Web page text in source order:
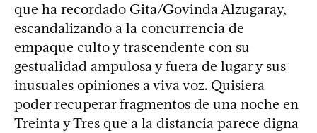
que ha recordado Gita/Govinda Alzugaray,
escandalizando a la concurrencia de
empaque culto y trascendente con su
gestualidad ampulosa y fuera de lugar y sus
inusuales opiniones a viva voz. Quisiera
poder recuperar fragmentos de una noche en
Treinta y Tres que a la distancia parece digna